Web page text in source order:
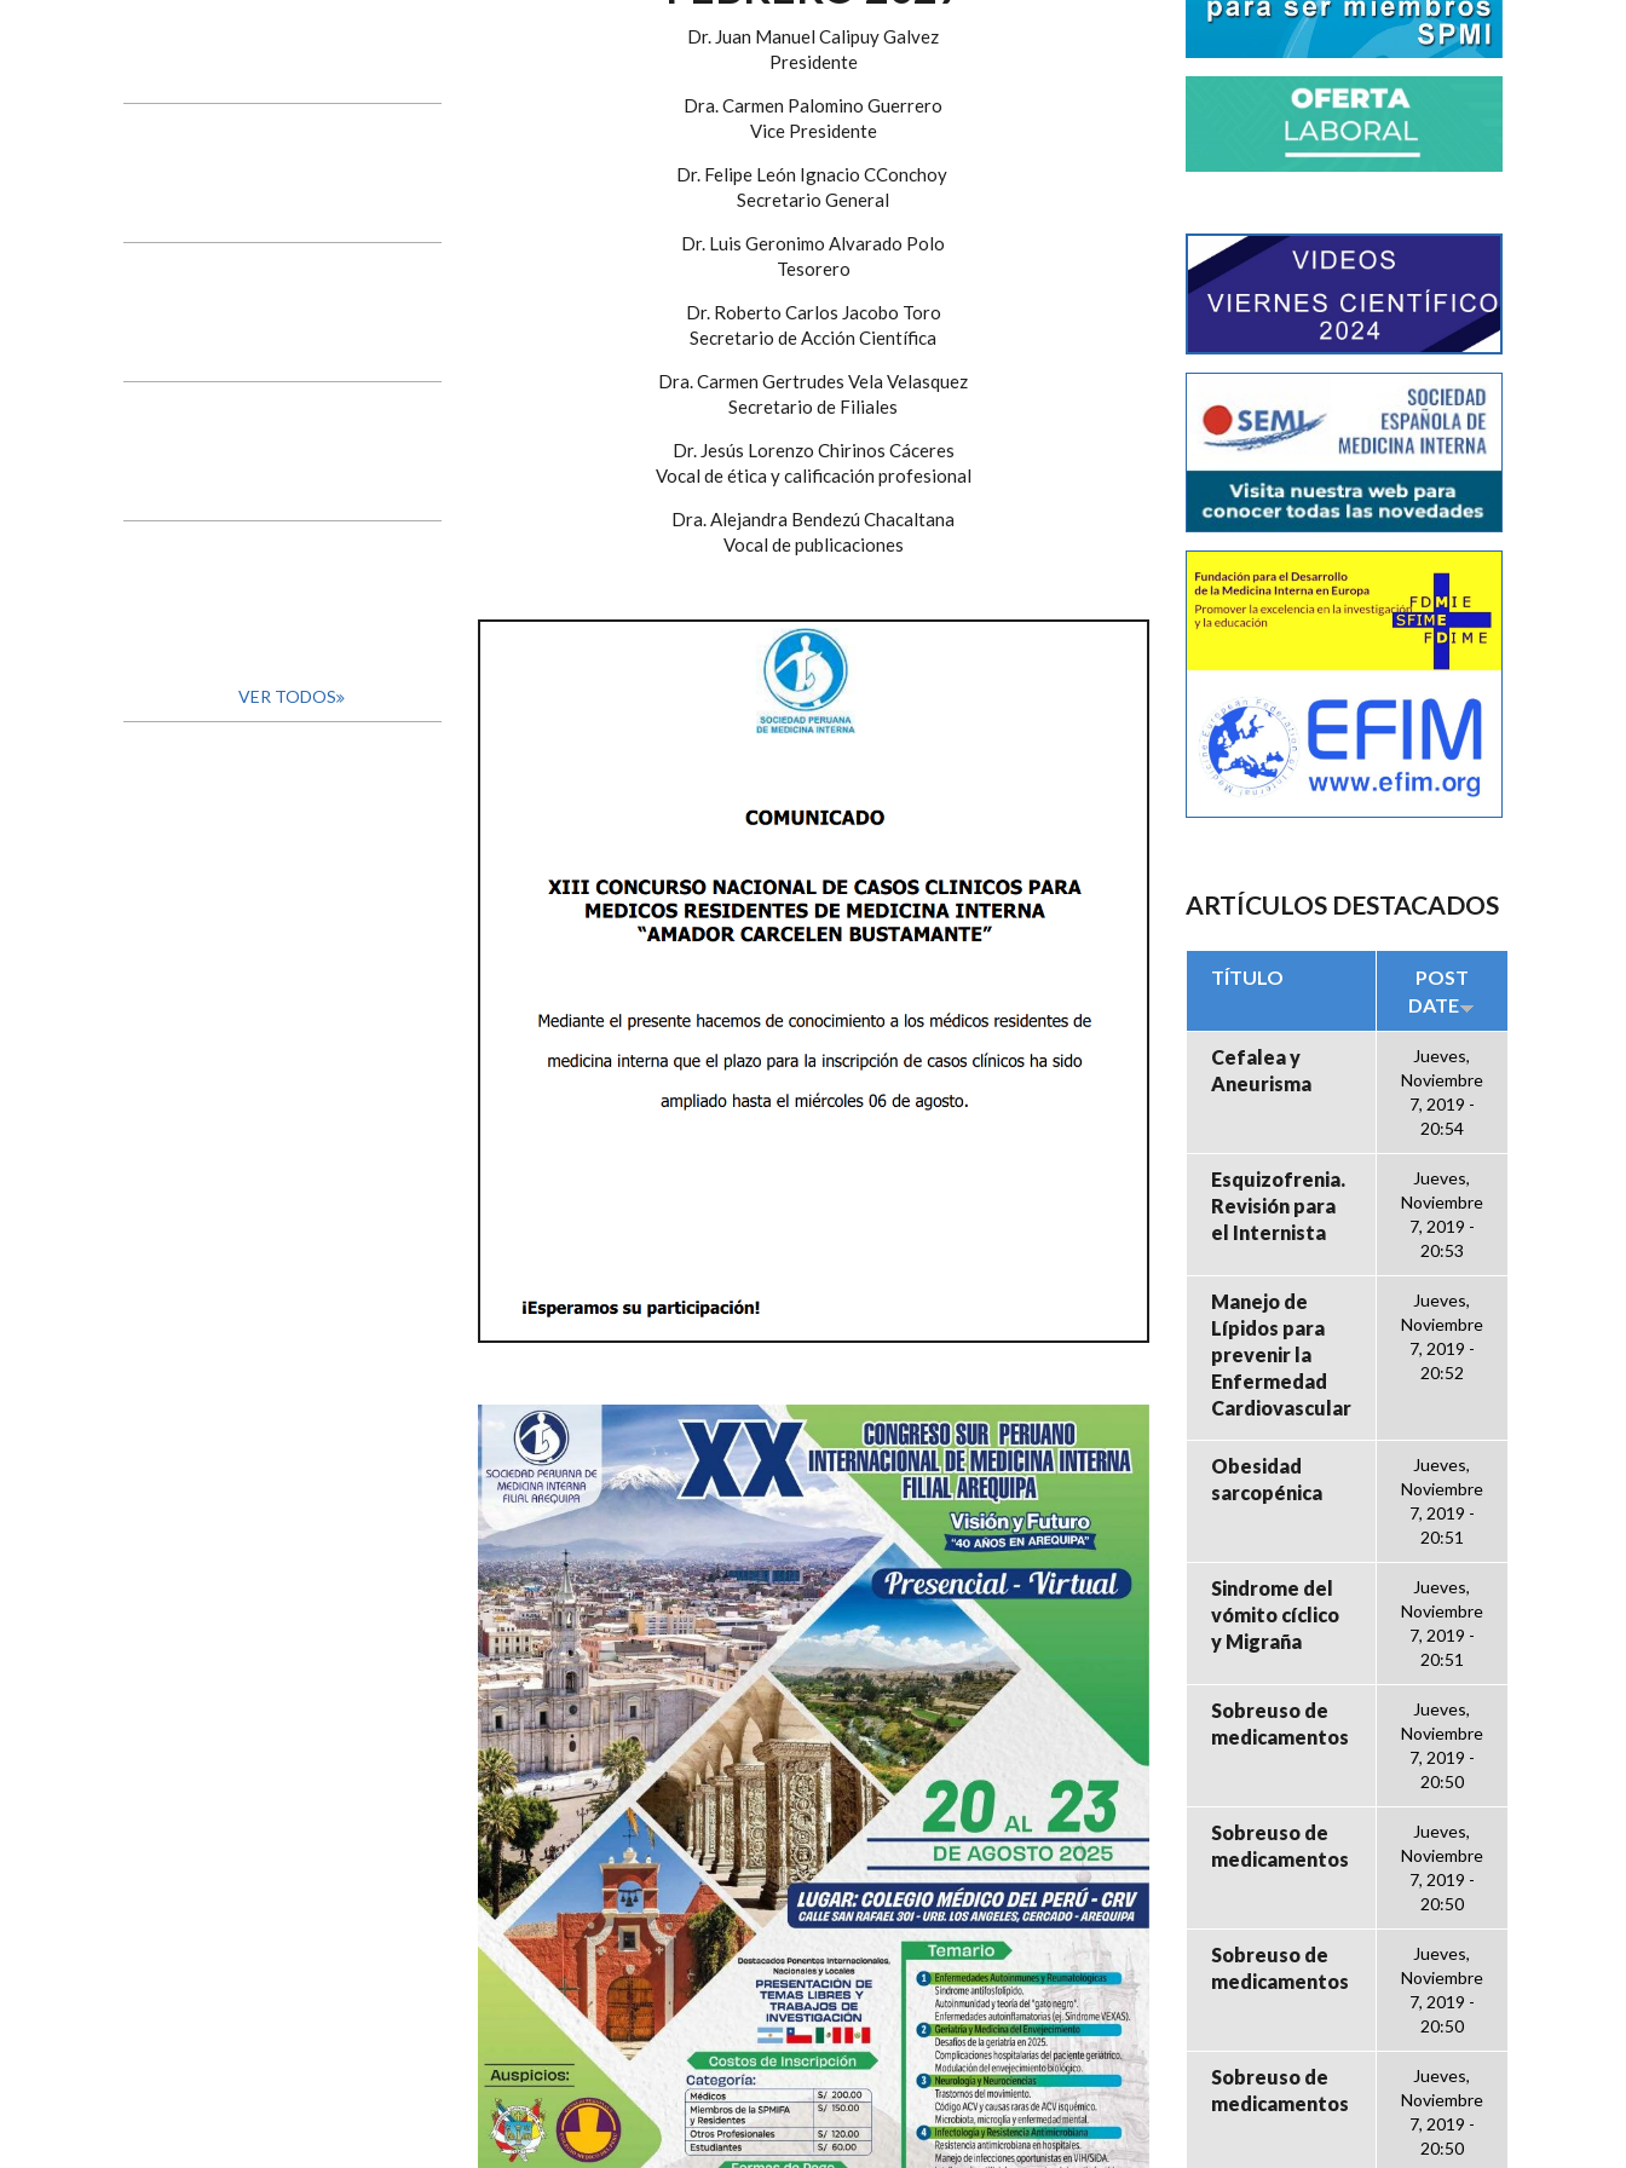
VER TODOS
Dr. Juan Manuel Calipuy Galvez
Presidente
Dra. Carmen Palomino Guerrero
Vice Presidente
Dr. Felipe León Ignacio CConchoy
Secretario General
Dr. Luis Geronimo Alvarado Polo
Tesorero
Dr. Roberto Carlos Jacobo Toro
Secretario de Acción Científica
Dra. Carmen Gertrudes Vela Velasquez
Secretario de Filiales
Dr. Jesús Lorenzo Chirinos Cáceres
Vocal de ética y calificación profesional
Dra. Alejandra Bendezú Chacaltana
Vocal de publicaciones
ARTÍCULOS DESTACADOS
TÍTULO
POST
DATE
Cefalea y
Aneurisma
Jueves,
Noviembre
7, 2019 -
20:54
Esquizofrenia.
Revisión para
el Internista
Jueves,
Noviembre
7, 2019 -
20:53
Manejo de
Lípidos para
prevenir la
Enfermedad
Cardiovascular
Jueves,
Noviembre
7, 2019 -
20:52
Obesidad
sarcopénica
Jueves,
Noviembre
7, 2019 -
20:51
Sindrome del
vómito cíclico
y Migraña
Jueves,
Noviembre
7, 2019 -
20:51
Sobreuso de
medicamentos
Jueves,
Noviembre
7, 2019 -
20:50
Sobreuso de
medicamentos
Jueves,
Noviembre
7, 2019 -
20:50
Sobreuso de
medicamentos
Jueves,
Noviembre
7, 2019 -
20:50
Sobreuso de
medicamentos
Jueves,
Noviembre
7, 2019 -
20:50